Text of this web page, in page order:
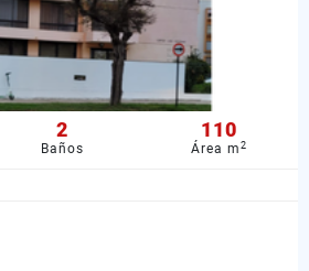
2
Baños
110
Área m2